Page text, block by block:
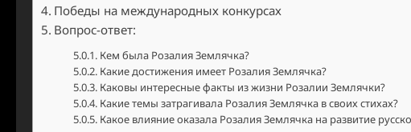
Победы на международных конкурсах
Вопрос-ответ:
Кем была Розалия Землячка?
Какие достижения имеет Розалия Землячка?
Каковы интересные факты из жизни Розалии Землячки?
Какие темы затрагивала Розалия Землячка в своих стихах?
Какое влияние оказала Розалия Землячка на развитие